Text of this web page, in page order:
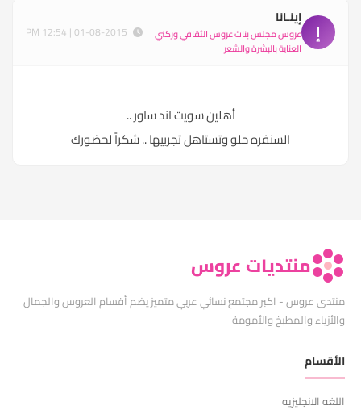
إ
إينـانا
عروس مجلس بنات عروس الثقافي وركني
العناية بالبشرة والشعر
أهلين سويت اند ساور ..
السنفره حلو وتستاهل تجربيها .. شكراً لحضورك
منتديات عروس
منتدى عروس - اكبر مجتمع نسائي عربي متميز يضم أقسام العروس والجمال
والأزياء والمطبخ والأمومة
الأقسام
اللغه الانجليزيه